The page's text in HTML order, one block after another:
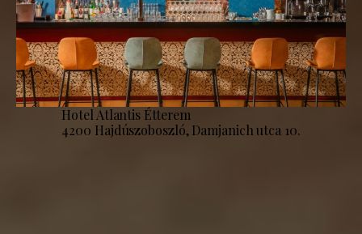
Hotel Atlantis Étterem
4200 Hajdúszoboszló, Damjanich utca 10.